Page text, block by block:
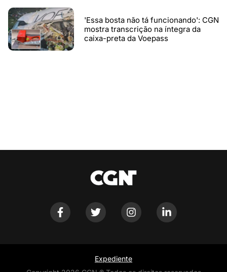
'Essa bosta não tá funcionando': CGN
mostra transcrição na íntegra da
caixa-preta da Voepass
Expediente